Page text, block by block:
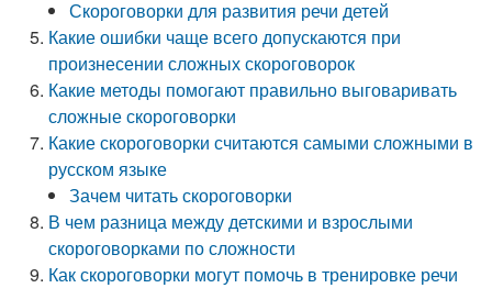
Скороговорки для развития речи детей
Какие ошибки чаще всего допускаются при
произнесении сложных скороговорок
Какие методы помогают правильно выговаривать
сложные скороговорки
Какие скороговорки считаются самыми сложными в
русском языке
Зачем читать скороговорки
В чем разница между детскими и взрослыми
скороговорками по сложности
Как скороговорки могут помочь в тренировке речи